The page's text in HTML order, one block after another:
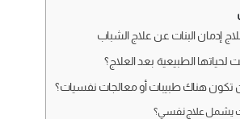
إدمان البنات عن علاج الشباب
الطبيعية بعد العلاج؟
هناك طبيبات أو معالجات نفسيات؟
يشمل علاج نفسي؟